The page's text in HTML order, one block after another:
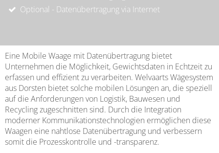
Optional - Datenübertragung via Internet
Eine Mobile Waage mit Datenübertragung bietet
Unternehmen die Möglichkeit, Gewichtsdaten in Echtzeit zu
erfassen und effizient zu verarbeiten. Welvaarts Wägesystem
aus Dorsten bietet solche mobilen Lösungen an, die speziell
auf die Anforderungen von Logistik, Bauwesen und
Recycling zugeschnitten sind. Durch die Integration
moderner Kommunikationstechnologien ermöglichen diese
Waagen eine nahtlose Datenübertragung und verbessern
somit die Prozesskontrolle und -transparenz.